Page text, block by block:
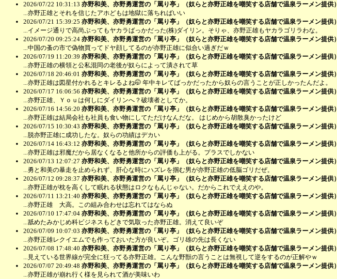
2026/07/22 10:31:13 亦野和美、亦野勇運営の「罵り亭」（奴らと亦野正雄を嘲笑する店舗で温泉ラーメン提供）
...亦野正雄とそれを信じたアホどもは地獄に落ちればいい
2026/07/21 15:39:25 亦野和美、亦野勇運営の「罵り亭」（奴らと亦野正雄を嘲笑する店舗で温泉ラーメン提供）
...イメージ通りで高尚ぶってもヤカラばっかだった(株)ダイリン。そりゃ、亦野正雄もヤカラゴリラわな。
2026/07/20 09:25:24 亦野和美、亦野勇運営の「罵り亭」（奴らと亦野正雄を嘲笑する店舗で温泉ラーメン提供）
...中国の蚤の市で偽物買ってドヤ顔してるのが亦野正雄に似合い過ぎだｗ
2026/07/19 11:20:39 亦野和美、亦野勇運営の「罵り亭」（奴らと亦野正雄を嘲笑する店舗で温泉ラーメン提供）
...亦野正雄の横領と公私混同の老後が奴らによって潰されて草
2026/07/18 20:46:01 亦野和美、亦野勇運営の「罵り亭」（奴らと亦野正雄を嘲笑する店舗で温泉ラーメン提供）
...亦野正雄は図星付かれるとキレるよね🤭 年中キレてばっかだったから奴らの言うことが正しかったんだよ。
2026/07/17 16:06:56 亦野和美、亦野勇運営の「罵り亭」（奴らと亦野正雄を嘲笑する店舗で温泉ラーメン提供）
...亦野正雄、Ｙｏｕは何しにダイリンへ？破壊者としてか。
2026/07/16 14:56:20 亦野和美、亦野勇運営の「罵り亭」（奴らと亦野正雄を嘲笑する店舗で温泉ラーメン提供）
...亦野正雄は結局会社も社員も食い物にしてただけなんだな。 はじめから胡散臭かったけど
2026/07/15 10:30:43 亦野和美、亦野勇運営の「罵り亭」（奴らと亦野正雄を嘲笑する店舗で温泉ラーメン提供）
...脱亦野正雄に成功したな。奴らの功績はデカい
2026/07/14 16:43:12 亦野和美、亦野勇運営の「罵り亭」（奴らと亦野正雄を嘲笑する店舗で温泉ラーメン提供）
...亦野正雄は邪魔だから居なくなると他所からの評価も上がる。プラスでしかない
2026/07/13 12:07:27 亦野和美、亦野勇運営の「罵り亭」（奴らと亦野正雄を嘲笑する店舗で温泉ラーメン提供）
...勇と和美の暴走を止められず、肝心な時にハズレを掴む男が亦野正雄の低脳ゴリだぜ。
2026/07/12 09:28:37 亦野和美、亦野勇運営の「罵り亭」（奴らと亦野正雄を嘲笑する店舗で温泉ラーメン提供）
...亦野正雄が枕を高くして眠れる状態はロクなもんじゃない。だからこれでええのや。
2026/07/11 13:21:40 亦野和美、亦野勇運営の「罵り亭」（奴らと亦野正雄を嘲笑する店舗で温泉ラーメン提供）
...亦野正雄 大高。この組み合わせは忘れてはならぬ
2026/07/10 17:47:04 亦野和美、亦野勇運営の「罵り亭」（奴らと亦野正雄を嘲笑する店舗で温泉ラーメン提供）
...舐めたみかじめ科ビジネスもどきで気取った亦野正雄。消えて良いぞ
2026/07/09 10:07:03 亦野和美、亦野勇運営の「罵り亭」（奴らと亦野正雄を嘲笑する店舗で温泉ラーメン提供）
...亦野正雄レクイエムでも作っておいた方が良いぞ。ゴリ雄の先は長くない
2026/07/08 17:48:40 亦野和美、亦野勇運営の「罵り亭」（奴らと亦野正雄を嘲笑する店舗で温泉ラーメン提供）
...見えている世界線が完全に狂ってる亦野正雄。こんな野獣の言うことは無視して逆をするのが正解やｗ
2026/07/07 20:49:48 亦野和美、亦野勇運営の「罵り亭」（奴らと亦野正雄を嘲笑する店舗で温泉ラーメン提供）
...亦野正雄が崩れ行く様を見られて酒が美味いわ